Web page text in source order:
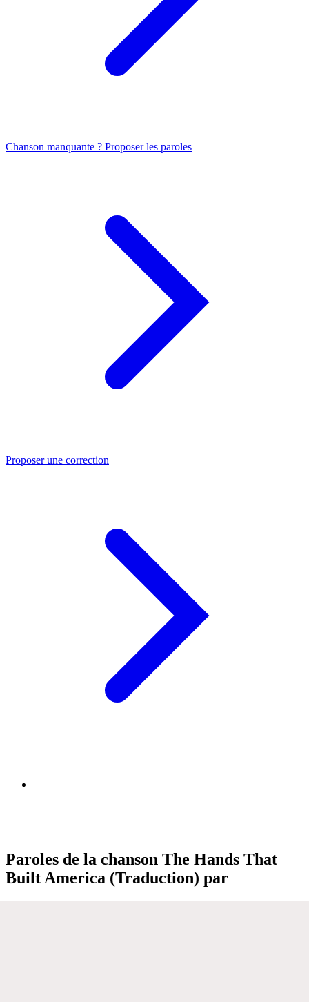
Chanson manquante ? Proposer les paroles
Proposer une correction
Paroles de la chanson The Hands That
Built America (Traduction) par